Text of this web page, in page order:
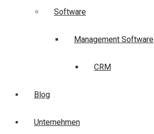
Software
Management Software
CRM
Blog
Unternehmen